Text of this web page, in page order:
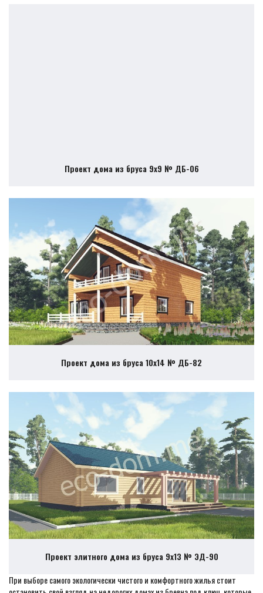
Проект дома из бруса 9х9 № ДБ-06
Проект дома из бруса 10х14 № ДБ-82
Проект элитного дома из бруса 9х13 № ЭД-90
При выборе самого экологически чистого и комфортного жилья стоит